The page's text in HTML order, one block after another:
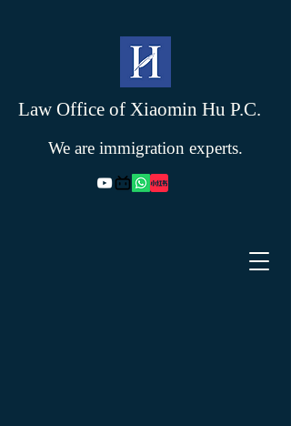
Law Office of Xiaomin Hu P.C.
We are immigration experts.